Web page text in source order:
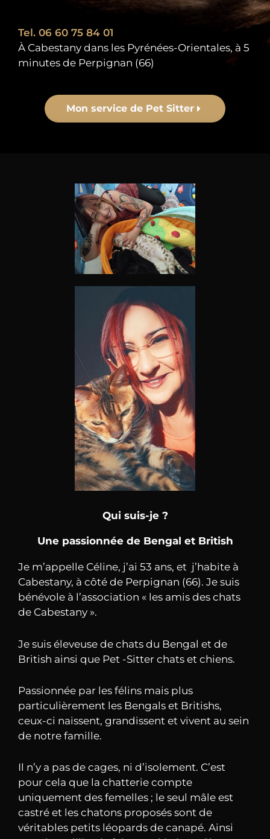
Tel. 06 60 75 84 01
À Cabestany dans les Pyrénées-Orientales, à 5
minutes de Perpignan (66)
Mon service de Pet Sitter
Qui suis-je ?
Une passionnée de Bengal et British
Je m’appelle Céline, j’ai 53 ans, et j’habite à
Cabestany, à côté de Perpignan (66). Je suis
bénévole à l’association « les amis des chats
de Cabestany ».
Je suis éleveuse de chats du Bengal et de
British ainsi que Pet -Sitter chats et chiens.
Passionnée par les félins mais plus
particulièrement les Bengals et Britishs,
ceux-ci naissent, grandissent et vivent au sein
de notre famille.
Il n’y a pas de cages, ni d’isolement. C’est
pour cela que la chatterie compte
uniquement des femelles ; le seul mâle est
castré et les chatons proposés sont de
véritables petits léopards de canapé. Ainsi